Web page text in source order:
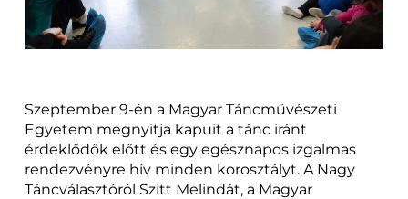
Szeptember 9-én a Magyar Táncművészeti
Egyetem megnyitja kapuit a tánc iránt
érdeklődők előtt és egy egésznapos izgalmas
rendezvényre hív minden korosztályt. A Nagy
Táncválasztóról Szitt Melindát, a Magyar